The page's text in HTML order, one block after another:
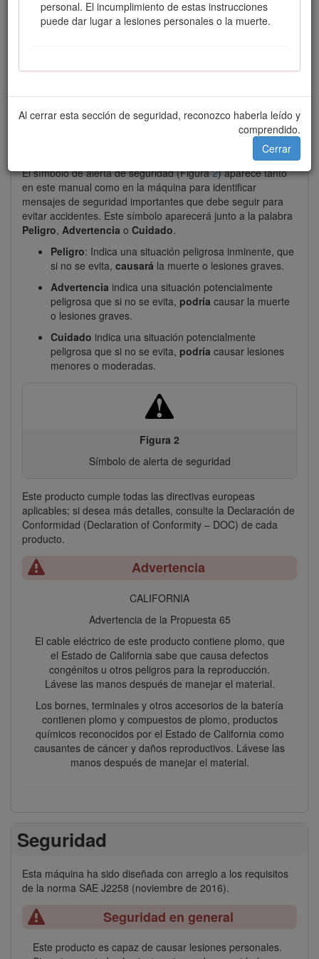
personal. El incumplimiento de estas instrucciones
puede dar lugar a lesiones personales o la muerte.
Al cerrar esta sección de seguridad, reconozco haberla leído y
comprendido.
Cerrar
Ubicación de los números de modelo y de serie
Este manual utiliza 2 palabras para resaltar información.
Importantellama la atención sobre información mecánica
resalta información general que merece
El símbolo de alerta de seguridad (Figura2) aparece tanto
en este manual como en la máquina para identificar
mensajes de seguridad importantes que debe seguir para
evitar accidentes. Este símbolo aparecerá junto a la palabra
Peligro, Advertencia o Cuidado.
Peligro: Indica una situación peligrosa inminente, que
si no se evita, causará la muerte o lesiones graves.
Advertencia indica una situación potencialmente
peligrosa que si no se evita, podría causar la muerte
o lesiones graves.
Cuidado indica una situación potencialmente
peligrosa que si no se evita, podría causar lesiones
menores o moderadas.
Figura 2
Símbolo de alerta de seguridad
Este producto cumple todas las directivas europeas
aplicables; si desea más detalles, consulte la Declaración de
Conformidad (Declaration of Conformity – DOC) de cada
producto.
Advertencia
CALIFORNIA
Advertencia de la Propuesta 65
El cable eléctrico de este producto contiene plomo, que
el Estado de California sabe que causa defectos
congénitos u otros peligros para la reproducción.
Lávese las manos después de manejar el material.
Los bornes, terminales y otros accesorios de la batería
contienen plomo y compuestos de plomo, productos
químicos reconocidos por el Estado de California como
causantes de cáncer y daños reproductivos. Lávese las
manos después de manejar el material.
Seguridad
Esta máquina ha sido diseñada con arreglo a los requisitos
de la norma SAE J2258 (noviembre de 2016).
Seguridad en general
Este producto es capaz de causar lesiones personales.